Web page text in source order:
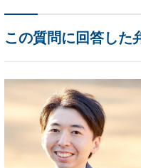
この質問に回答した